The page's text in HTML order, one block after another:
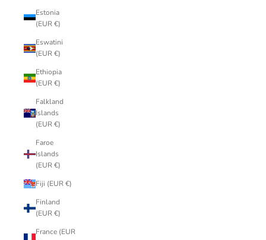
Estonia
(EUR €)
Eswatini
(EUR €)
Ethiopia
(EUR €)
Falkland
Islands
(EUR €)
Faroe
Islands
(EUR €)
Fiji (EUR €)
Finland
(EUR €)
France (EUR